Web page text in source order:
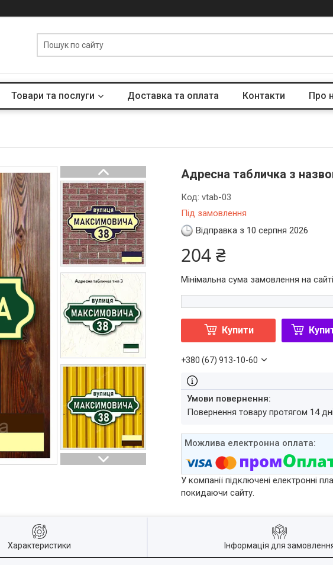
Товари та послуги Доставка та оплата Контакти Про
Адресна табличка з
Під замовлення
Код:vtab-03
Відправка з 10 серпня 2026
204 ₴
Мінімальна сума замовлення на
Купити
+380 (67) 913-10-60
повернення товару протягом 14
У компанії підключені електронні
покидаючи сайту.
Характеристики Інформація для